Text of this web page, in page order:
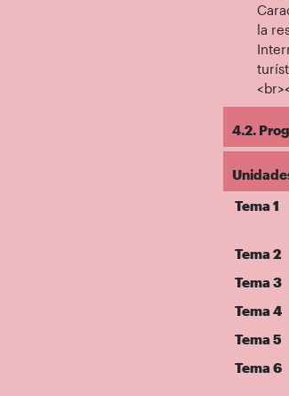
la
4.2.
Tema 1
Tema 2
Tema 3
Tema 4
Tema 5
Tema 6